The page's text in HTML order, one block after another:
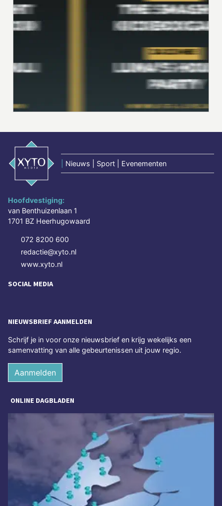
Nieuws | Sport | Evenementen
Hoofdvestiging:
van Benthuizenlaan 1
1701 BZ Heerhugowaard
072 8200 600
redactie@xyto.nl
www.xyto.nl
SOCIAL MEDIA
NIEUWSBRIEF AANMELDEN
Schrijf je in voor onze nieuwsbrief en krijg wekelijks een
samenvatting van alle gebeurtenissen uit jouw regio.
Aanmelden
ONLINE DAGBLADEN